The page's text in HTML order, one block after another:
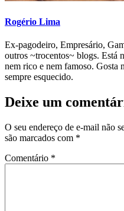
Rogério Lima
Ex-pagodeiro, Empresário,
outros ~trocentos~ blogs. Está
nem rico e nem famoso. Gosta
sempre esquecido.
Deixe um
O seu endereço de e-mail não
são marcados com *
Comentário *